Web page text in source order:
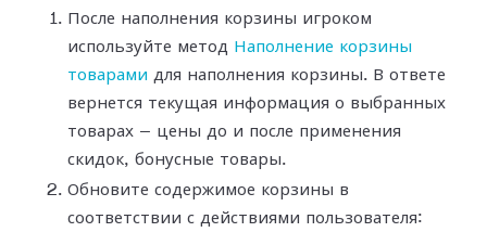
После наполнения корзины игроком
используйте метод Наполнение корзины
товарами для наполнения корзины. В ответе
вернется текущая информация о выбранных
товарах — цены до и после применения
скидок, бонусные товары.
Обновите содержимое корзины в
соответствии с действиями пользователя: